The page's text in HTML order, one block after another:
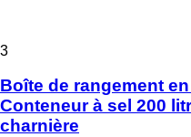
3
Boîte de rangement
Conteneur à sel 200
charnière